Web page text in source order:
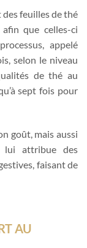
feuilles de thé
que celles-ci
appelé
selon le niveau
de thé au
sept fois pour
goût, mais aussi
lui attribue des
faisant de
AU